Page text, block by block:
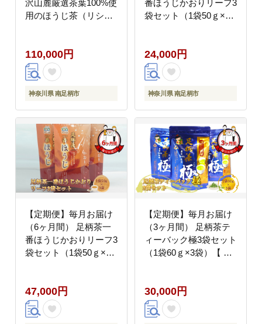
沢山麓厳選茶葉100%使
用のほうじ茶（リシー
贈り物 神奈川県 南足柄
市 】
110,000円
神奈川県 南足柄市
番ほうじかおりリーフ3
袋セット（1袋50ｇ×3
県 南足柄市 】
24,000円
神奈川県 南足柄市
【定期便】毎月お届け
（6ヶ月間） 足柄茶一
番ほうじかおりリーフ3
袋セット（1袋50ｇ×3
県 南足柄市 】
47,000円
【定期便】毎月お届け
（3ヶ月間） 足柄茶テ
ィーバック極3袋セット
（1袋60ｇ×3袋）【 お
市 】
30,000円